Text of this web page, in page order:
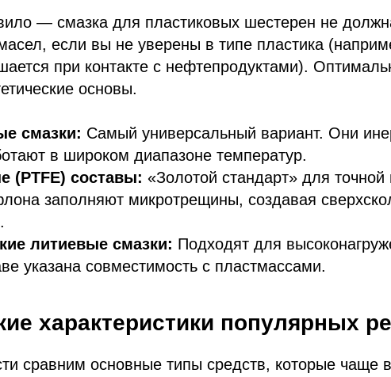
— смазка для пластиковых шестерен не
если вы не уверены в типе пластика
при контакте с нефтепродуктами).
основы.
смазки: Самый универсальный вариант. Они
в широком диапазоне температур.
(PTFE) составы: «Золотой стандарт» для точной
заполняют микротрещины, создавая
литиевые смазки: Подходят для
указана совместимость с пластмассами.
характеристики популярных
сравним основные типы средств, которые чаще